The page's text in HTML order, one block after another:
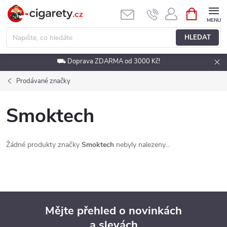
Přejít
obsah
HLEDAT
NÁKUPNÍ
KOŠÍK
⛟ Doprava ZDARMA od 3000 Kč!
Prodávané značky
Smoktech
Žádné produkty značky Smoktech nebyly nalezeny...
Mějte přehled o novinkách